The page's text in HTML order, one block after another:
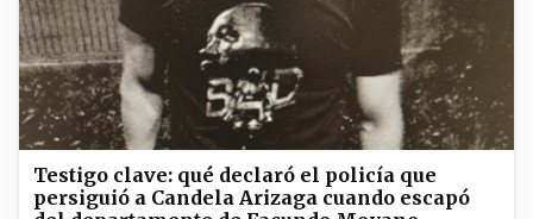
Testigo clave: qué declaró el policía que
persiguió a Candela Arizaga cuando escapó